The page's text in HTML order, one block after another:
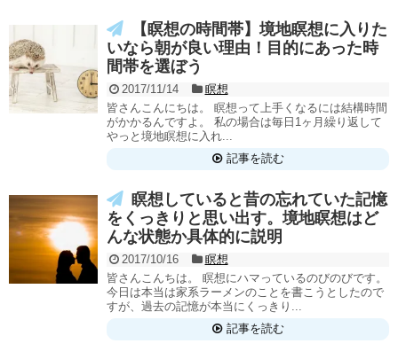
【瞑想の時間帯】境地瞑想に入りた
いなら朝が良い理由！目的にあった時
間帯を選ぼう
2017/11/14
瞑想
皆さんこんにちは。 瞑想って上手くなるには結構時間
がかかるんですよ。 私の場合は毎日1ヶ月繰り返して
やっと境地瞑想に入れ...
記事を読む
瞑想していると昔の忘れていた記憶
をくっきりと思い出す。境地瞑想はど
んな状態か具体的に説明
2017/10/16
瞑想
皆さんこんちは。 瞑想にハマっているのびのびです。
今日は本当は家系ラーメンのことを書こうとしたので
すが、過去の記憶が本当にくっきり...
記事を読む